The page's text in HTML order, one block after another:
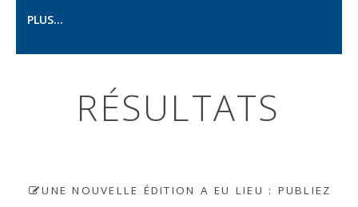
PLUS...
RÉSULTATS
UNE NOUVELLE ÉDITION A EU LIEU : PUBLIEZ